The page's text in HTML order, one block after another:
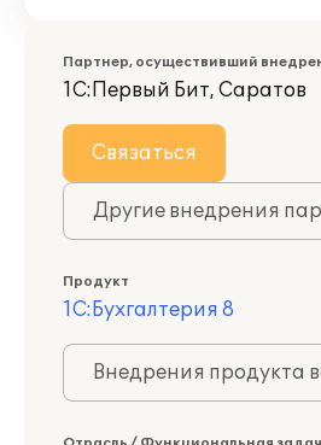
Партнер, осуществивший
1С:Первый Бит, Саратов
Связаться
Другие внедрения
Продукт
1С:Бухгалтерия 8
Внедрения продукта